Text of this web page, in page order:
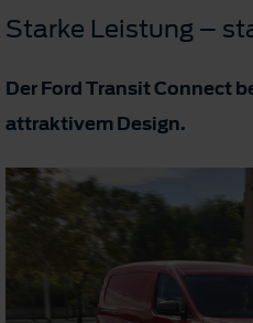
Starke Leistung –
Der Ford Transit Connect
attraktivem Design.